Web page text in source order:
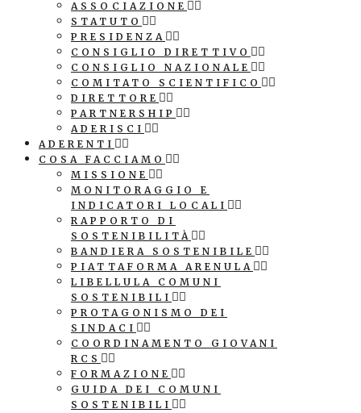
ASSOCIAZIONE
STATUTO
PRESIDENZA
CONSIGLIO DIRETTIVO
CONSIGLIO NAZIONALE
COMITATO SCIENTIFICO
DIRETTORE
PARTNERSHIP
ADERISCI
ADERENTI
COSA FACCIAMO
MISSIONE
MONITORAGGIO E
INDICATORI LOCALI
RAPPORTO DI
SOSTENIBILITÀ
BANDIERA SOSTENIBILE
PIATTAFORMA ARENULA
LIBELLULA COMUNI
SOSTENIBILI
PROTAGONISMO DEI
SINDACI
COORDINAMENTO GIOVANI
RCS
FORMAZIONE
GUIDA DEI COMUNI
SOSTENIBILI